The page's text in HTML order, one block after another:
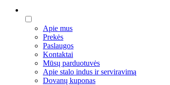
Apie mus
Prekės
Paslaugos
Kontaktai
Mūsų parduotuvės
Apie stalo indus ir serviravimą
Dovanų kuponas